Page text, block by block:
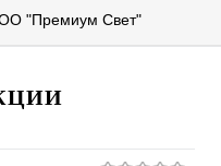
"Премиум Свет"